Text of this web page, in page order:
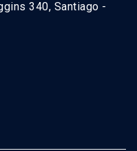
340, Santiago -